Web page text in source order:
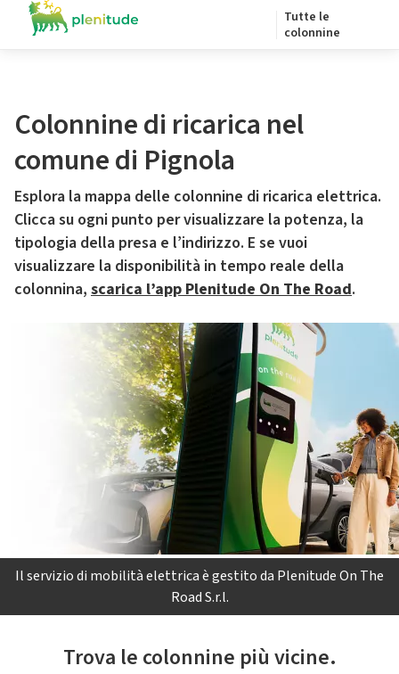
Tutte le
colonnine
Colonnine di ricarica nel
comune di Pignola
Esplora la mappa delle colonnine di ricarica elettrica.
Clicca su ogni punto per visualizzare la potenza, la
tipologia della presa e l’indirizzo. E se vuoi
visualizzare la disponibilità in tempo reale della
colonnina, scarica l’app Plenitude On The Road.
Il servizio di mobilità elettrica è gestito da Plenitude On The
Road S.r.l.
Trova le colonnine più vicine.